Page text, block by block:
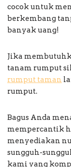
cocok untuk
berkembang
banyak uang!
Jika
tanam rumput
rumput taman
rumput.
Bagus Anda
mempercantik
menyediakan
sungguh-
kami yang